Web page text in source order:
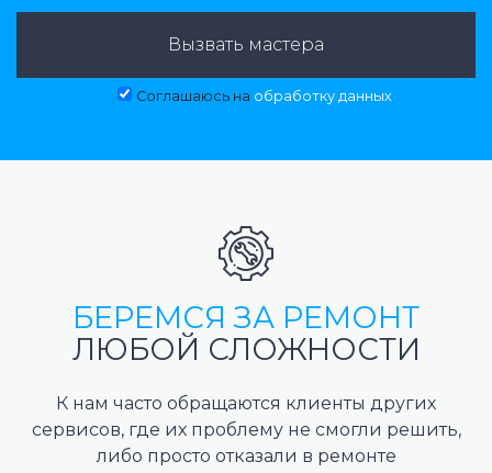
Вызвать мастера
Соглашаюсь на обработку данных
БЕРЕМСЯ ЗА РЕМОНТ
ЛЮБОЙ СЛОЖНОСТИ
К нам часто обращаются клиенты других
сервисов, где их проблему не смогли решить,
либо просто отказали в ремонте